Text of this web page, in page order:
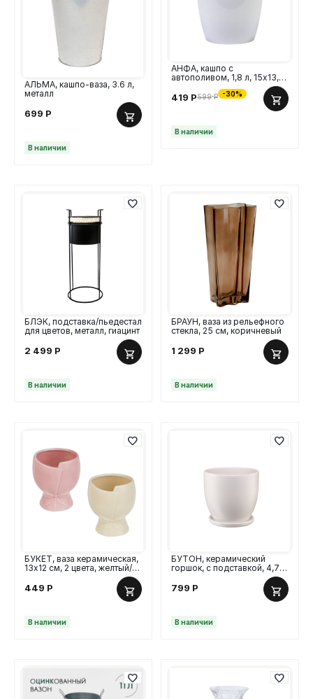
АЛЬМА, кашпо-ваза, 3.6 л,
металл
699 Р
В наличии
АНФА, кашпо с
автополивом, 1,8 л, 15х13,5
419 Р599 Р -30%
В наличии
БЛЭК, подставка/пьедестал
для цветов, металл, гиацинт
2 499 Р
В наличии
БРАУН, ваза из рельефного
стекла, 25 см, коричневый
1 299 Р
В наличии
БУКЕТ, ваза керамическая,
13х12 см, 2 цвета, желтый/
449 Р
В наличии
БУТОН, керамический
горшок, с подставкой, 4,7 л,
799 Р
В наличии